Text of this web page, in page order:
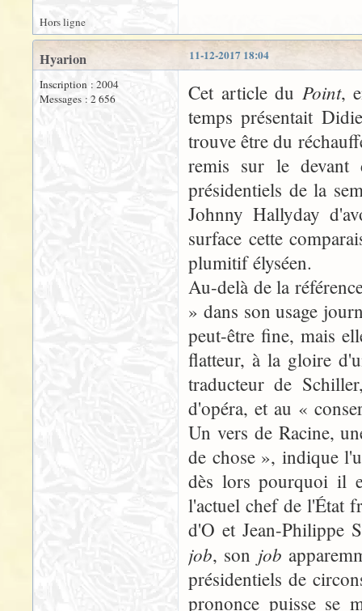
Hors ligne
11-12-2017 18:04
Hyarion
Inscription : 2004
Messages : 2 656
Cet article du Point,
temps présentait
trouve être du
remis sur le devant
présidentiels de la
Johnny Hallyday
surface cette
plumitif élyséen.
Au-delà de la
» dans son usage
peut-être fine, mais
flatteur, à la gloire
traducteur de
d'opéra, et au «
Un vers de Racine,
de chose », indique
dès lors pourquoi il
l'actuel chef de l'État
d'O et Jean-Philippe
job, son job
présidentiels de
prononce puisse se